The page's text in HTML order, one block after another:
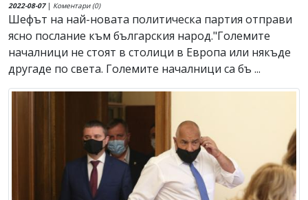
2022-08-07| Коментари (0)
Шефът на най-новата политическа партия отправи
ясно послание към българския народ."Големите
началници не стоят в столици в Европа или някъде
другаде по света. Големите началници са бъ ...